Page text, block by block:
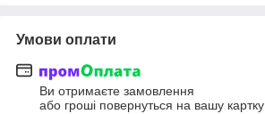
Умови оплати
Ви отримаєте замовлення
або гроші повернуться на вашу картку